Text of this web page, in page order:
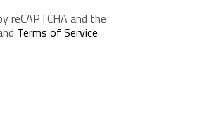
reCAPTCHA and the
Terms of Service